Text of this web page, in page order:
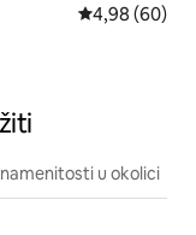
Prosječna
4,98 (60)
u okolici